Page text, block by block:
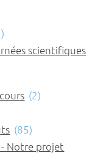
scientifiques
(2)
(85)
Notre projet